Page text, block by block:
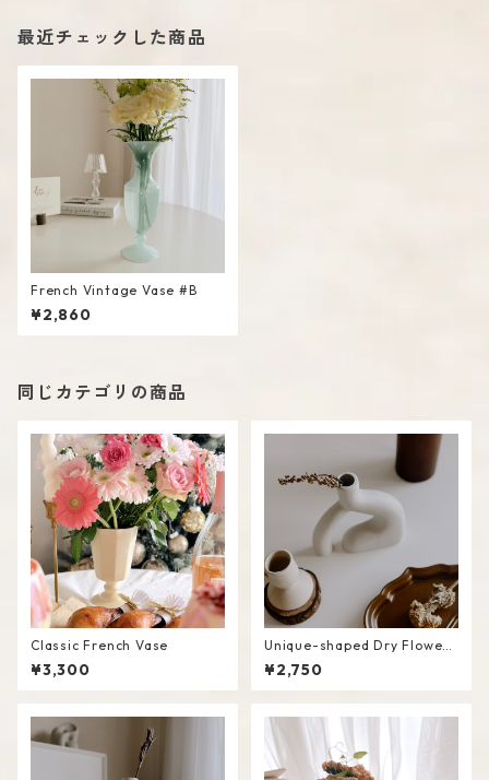
最近チェックした商品
French Vintage Vase #B
¥2,860
同じカテゴリの商品
Classic French Vase
¥3,300
Unique-shaped Dry Flower
Vase #D
¥2,750